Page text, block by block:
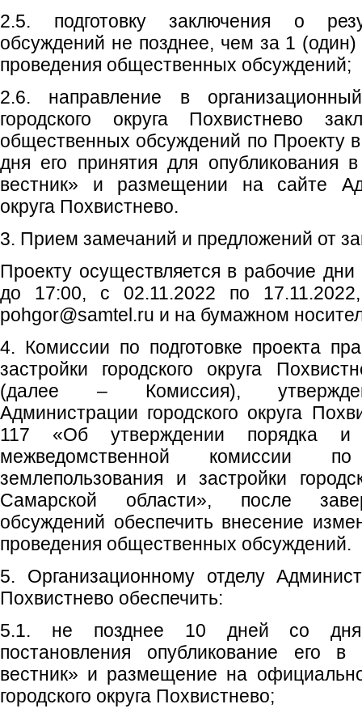
2.5. подготовку заключения о
обсуждений не позднее, чем за 1
проведения общественных обсуждений;
2.6. направление в
городского округа Похвистнево
общественных обсуждений по Проекту
дня его принятия для опубликования
вестник» и размещении на сайте
округа Похвистнево.
3. Прием замечаний и предложений от
Проекту осуществляется в рабочие
до 17:00, с 02.11.2022 по
pohgor@samtel.ru и на бумажном
4. Комиссии по подготовке проекта
застройки городского округа
(далее – Комиссия),
Администрации городского округа
117 «Об утверждении порядка и
межведомственной комиссии
землепользования и застройки
Самарской области», после
обсуждений обеспечить внесение
проведения общественных обсуждений.
5. Организационному отделу
Похвистнево обеспечить:
5.1. не позднее 10 дней со дня
постановления опубликование его в
вестник» и размещение на
городского округа Похвистнево;